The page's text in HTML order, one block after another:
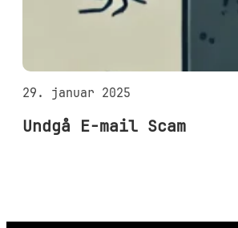
29. januar 2025
Undgå E-mail Scam